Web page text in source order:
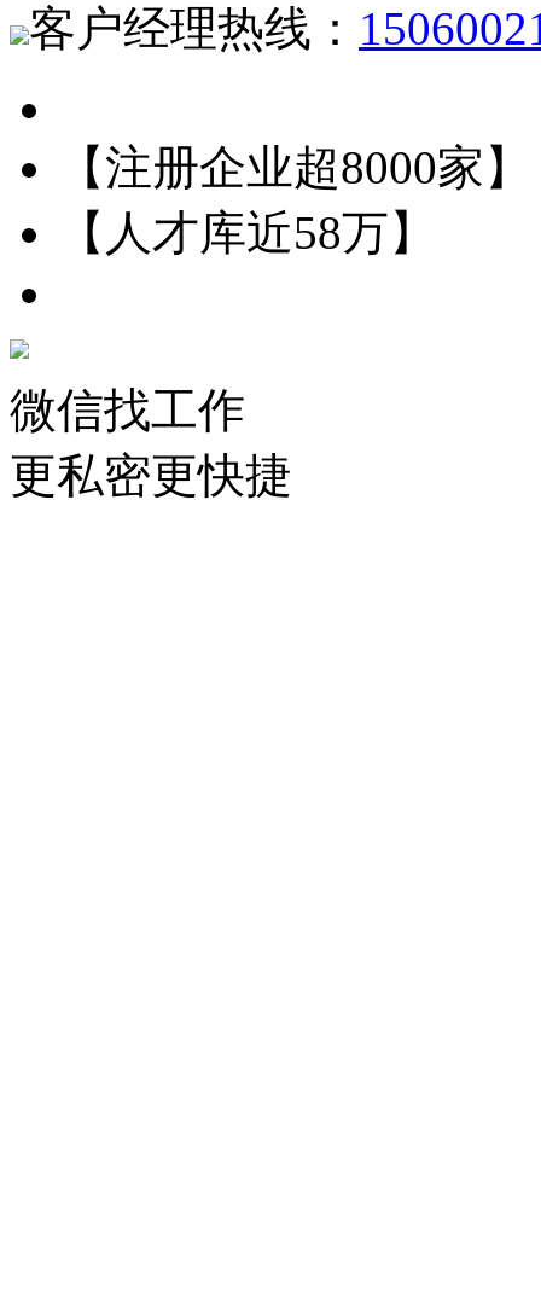
客户经理热线：
【注册企业超8000家】
【人才库近58万】
微信找工作
更私密更快捷